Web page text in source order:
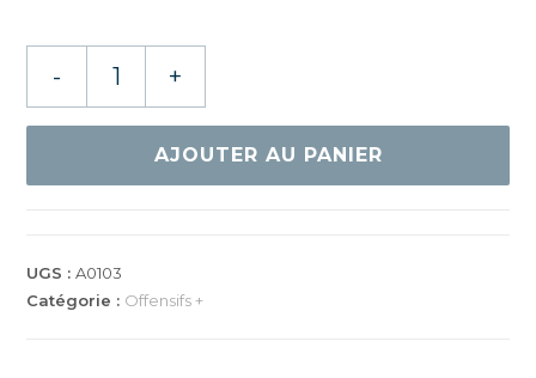
- +
AJOUTER AU PANIER
UGS :A0103
Catégorie : Offensifs +